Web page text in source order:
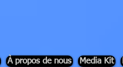
À propos de nous Media Kit